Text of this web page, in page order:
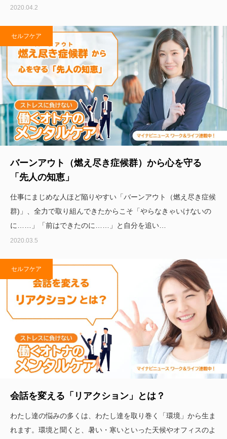
2020.04.2
セルフケア
バーンアウト（燃え尽き症候群）から心を守る
「先人の知恵」
仕事にまじめな人ほど陥りやすい「バーンアウト（燃え尽き症候
群)」、全力で取り組んできたからこそ「やらなきゃいけないの
に……」「前はできたのに……」と自分を追い…
2020.03.5
セルフケア
会話を変える「リアクション」とは？
わたし達の悩みの多くは、わたし達を取り巻く「環境」から生ま
れます。環境と聞くと、暑い・寒いといった天候やオフィスのよ